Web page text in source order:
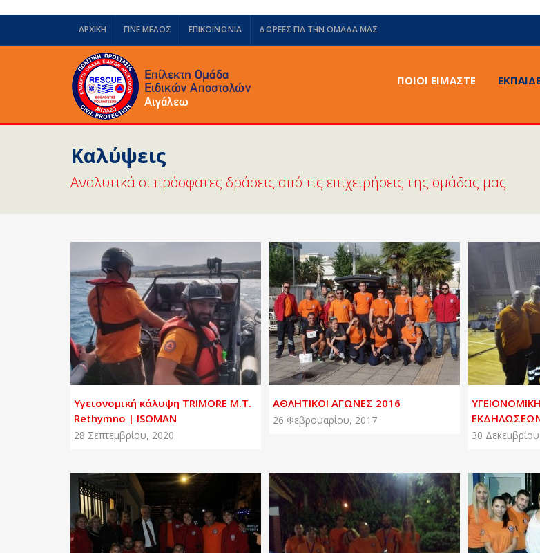
ΑΡΧΙΚΗ ΓΙΝΕ ΜΕΛΟΣ ΕΠΙΚΟΙΝΩΝΙΑ ΔΩΡΕΈΣ ΓΙΑ ΤΗΝ ΟΜΆΔΑ ΜΑΣ
ΠΟΙΟΙ ΕΙΜΑΣΤΕ
Καλύψεις
Αναλυτικά οι πρόσφατες δράσεις από τις επιχειρήσεις της ομάδας μας.
Υγειονομική κάλυψη TRIMORE M.T.
Rethymno | ISOMAN
28 Σεπτεμβρίου, 2020
ΑΘΛΗΤΙΚΟΙ ΑΓΩΝΕΣ 2016
26 Φεβρουαρίου, 2017
30